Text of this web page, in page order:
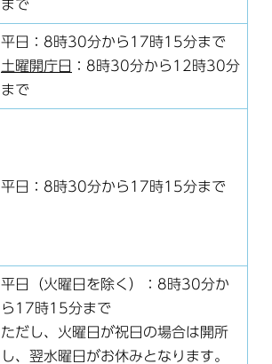
まで
平日：8時30分から17時15分まで
土曜開庁日
：8時30分から12時30分
まで
平日：8時30分から17時15分まで
平日（火曜日を除く）：8時30分か
ら17時15分まで
ただし、火曜日が祝日の場合は開所
し、翌水曜日がお休みとなります。